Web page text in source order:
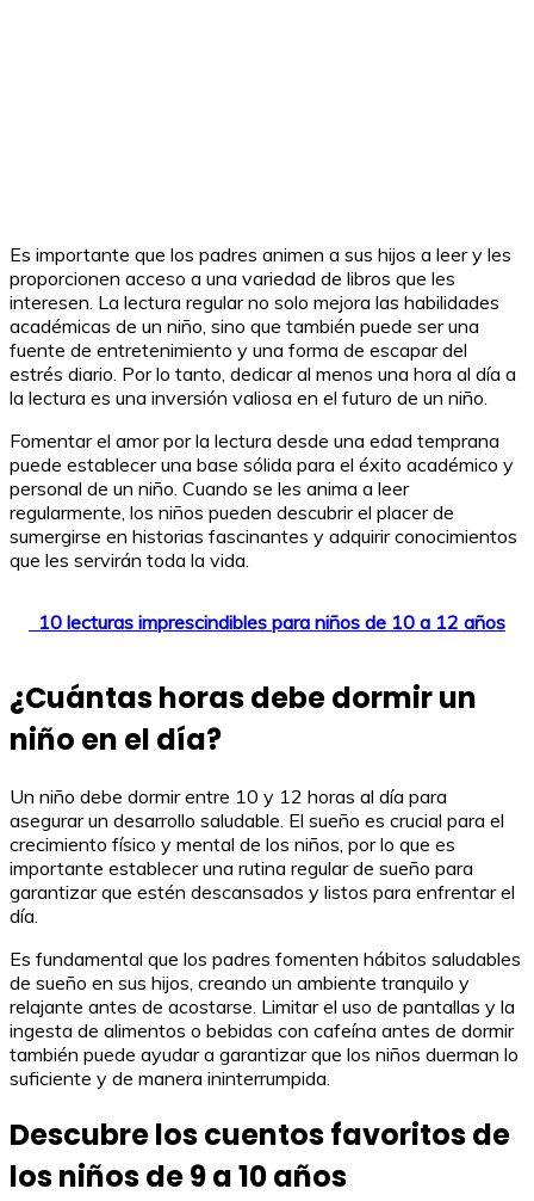
Es importante que los padres animen a sus hijos a leer y les
proporcionen acceso a una variedad de libros que les
interesen. La lectura regular no solo mejora las habilidades
académicas de un niño, sino que también puede ser una
fuente de entretenimiento y una forma de escapar del
estrés diario. Por lo tanto, dedicar al menos una hora al día a
la lectura es una inversión valiosa en el futuro de un niño.
Fomentar el amor por la lectura desde una edad temprana
puede establecer una base sólida para el éxito académico y
personal de un niño. Cuando se les anima a leer
regularmente, los niños pueden descubrir el placer de
sumergirse en historias fascinantes y adquirir conocimientos
que les servirán toda la vida.
10 lecturas imprescindibles para niños de 10 a 12 años
¿Cuántas horas debe dormir un
niño en el día?
Un niño debe dormir entre 10 y 12 horas al día para
asegurar un desarrollo saludable. El sueño es crucial para el
crecimiento físico y mental de los niños, por lo que es
importante establecer una rutina regular de sueño para
garantizar que estén descansados y listos para enfrentar el
día.
Es fundamental que los padres fomenten hábitos saludables
de sueño en sus hijos, creando un ambiente tranquilo y
relajante antes de acostarse. Limitar el uso de pantallas y la
ingesta de alimentos o bebidas con cafeína antes de dormir
también puede ayudar a garantizar que los niños duerman lo
suficiente y de manera ininterrumpida.
Descubre los cuentos favoritos de
los niños de 9 a 10 años